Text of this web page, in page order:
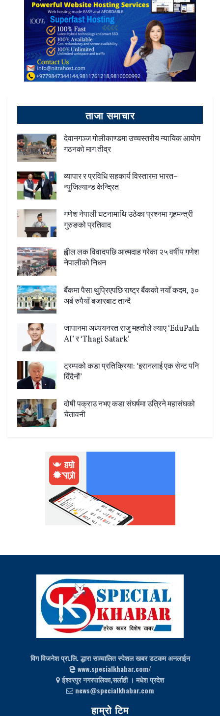
ताजा समाचार
देवानगञ्ज गोलीकाण्डमा उच्चस्तरीय न्यायिक आयोग
गठनको माग तीव्र
व्यापार र प्रविधि सहकार्य विस्तारमा भारत–
न्युजिल्यान्ड केन्द्रित
गणेश नेपाली घटनामाथि उठेका प्रश्नमा गृहमन्त्री
गुरुङको प्रतिवाद
ह्वील लक विवादपछि आत्मदाह गरेका २५ वर्षीय गणेश
नेपालीको निधन
बैंकमा पैसा थुप्रिएपछि राष्ट्र बैंकको नयाँ कदम, ३०
अर्ब रुपैयाँ बजारबाट तान्दै
जापानमा अध्ययनरत राजु महतोले ल्याए ‘EduPath
AI’ र ‘Thagi Satark’
ट्रम्पको कडा प्रतिक्रिया: ‘इरानलाई एक सेन्ट पनि
दिँदैनौं’
दोषी पक्राउ नभए कडा संघर्षमा उत्रिने महासंघको
चेतावनी
विग विजनेश प्रा.लि. द्धारा सञ्चालित स्पेशल खबर डटकम अनलाईन
www.specialkhabar.com/
ईश्‍वरपुर नगरपालिका,सर्लाही । मधेश प्रदेश
news@specialkhabar.com
हाम्रो टिम